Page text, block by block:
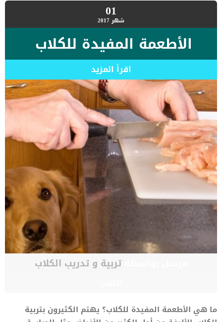
01شهر2017
الأطعمة المفيدة للكلاب
اقرأ المزيد
مرسل بواسطةتربية و تدريب الكلاب
ما هي الأطعمة المفيدة للكلاب؟ يهتم الكثيرون بتربية